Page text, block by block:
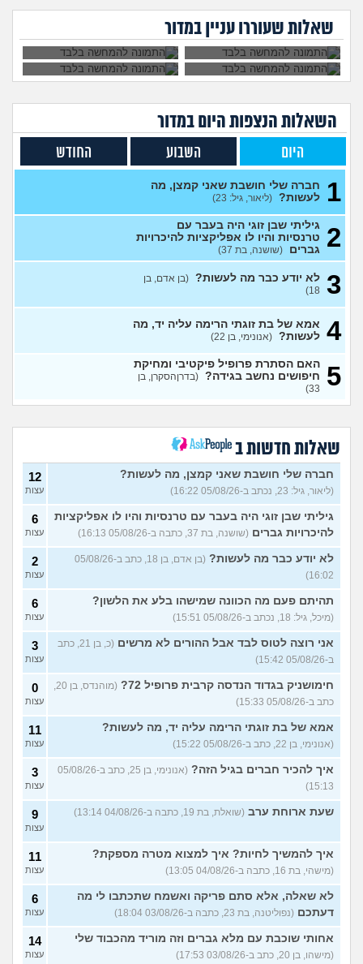
בדייט ראשון?
(רווקה, בת 28)
אקסית מתנהגת מוזר?
(אנונימי,
בן 33)
3
עצות
בחיים לא הייתי בזוגיות ואני לא
יודע איך. איך נכנסים לזוגיות
7
לתת לה זמן ולהשאיר המצב
כמו שהוא? (Flo-T, בן 41) עצות
לעשות קרחת ולשים פאה
(אנונימי, בן 20)
4
מבואס שלא היה לי אומץ
להתחיל עם מישהי שהיא בול
הטעם שלי (אנונימי, בן 25)
עצות
בחורה אובססיבית מה לעשות?
(אלירן, בן 30)
מתכננת חתונה ראשונה, יש
לכם עצות?
האם מה שאני מרגיש זה הגיוני
ותקין?
(לירון, בן 31)
איך להתגבר על רצון לקשר
לפני הזמן?
(אנונימית, בת 21)
הבילויים, זה מוריד לכם?
(לחם ושעשועים, בן 36)
13
כשרבתי עם בת הזוג שלי,
דחפתי אותה מתוך כעס. איך
להתמודד?
(אלכס, שם בדוי, בן
40)
13
עצות
איך להסביר לה שאני רוצה
להיפרד?
(עידן, בן 27)
20
עצות
בעיות ביני לבית הזוג, מה
לעשות?
6
עצות
לא משלמת בדייטים
(אלי, בן
29)
9
עצות
יוצאת איתו היום לדייט ראשון 3
עצות
בטיילת או מועדון?
(רואי, בן
26)
8
עצות
לוקח אותי לדייטים גרועים
האם להמשיך?
(נטע, בת 21)
17
עצות
עוד שאלות חדשות במדור
שאלות שעוררו עניין במדור
מה לעשות?
ריגוש?
מה לעשות עם
העובדה שאשתי
הרימה עליי ידיים?
הוא התאהב בבחורה
השאלות הנצפות היוםבמדור
היום השבוע החודש
1
חברה שלי חושבת שאני קמצן, מה
לעשות? (ליאור, גיל: 23)
2
גיליתי שבן זוגי היה בעבר עם
טרנסיות והיו לו אפליקציות להיכרויות
גברים (שושנה, בת 37)
3 לא יודע כבר מה לעשות? (בן אדם, בן
18)
4 אמא של בת זוגתי הרימה עליה יד, מה
לעשות? (אנונימי, בן 22)
5 האם הסתרת פרופיל פיקטיבי ומחיקת
חיפושים נחשב בגידה? (בדרןהסקרן, בן
33)
שאלות חדשות ב
חברה שלי חושבת שאני קמצן, מה לעשות?
(ליאור, גיל: 23, נכתב ב-05/08/26 16:22)
12
עצות
גיליתי שבן זוגי היה בעבר עם טרנסיות והיו לו אפליקציות
להיכרויות גברים (שושנה, בת 37, כתבה ב-05/08/26 16:13)
6
עצות
לא יודע כבר מה לעשות?
(בן אדם, בן 18, כתב ב-05/08/26
16:02)
2
עצות
תהיתם פעם מה הכוונה שמישהו בלע את הלשון?
(מיכל, גיל: 18, נכתב ב-05/08/26 15:51)
6
עצות
אני רוצה לטוס לבד אבל ההורים לא מרשים
(כ, בן 21, כתב
ב-05/08/26 15:42)
3
עצות
חימושניק בגדוד הנדסה קרבית פרופיל 72?
(מוהנדס, בן 20,
כתב ב-05/08/26 15:33)
0
עצות
אמא של בת זוגתי הרימה עליה יד, מה לעשות?
(אנונימי, בן 22, כתב ב-05/08/26 15:22)
11
עצות
איך להכיר חברים בגיל הזה?
(אנונימי, בן 25, כתב ב-05/08/26
15:13)
3
עצות
שעת ארוחת ערב (שואלת, בת 19, כתבה ב-04/08/26 13:14) 9
עצות
איך להמשיך לחיות? איך למצוא מטרה מספקת?
(מישהי, בת 16, כתבה ב-04/08/26 13:05)
11
עצות
לא שאלה, אלא סתם פריקה ואשמח שתכתבו לי מה
דעתכם (נפוליטנה, בת 23, כתבה ב-03/08/26 18:04)
6
עצות
אחותי שוכבת עם מלא גברים וזה מוריד מהכבוד שלי
(מישהו, בן 20, כתב ב-03/08/26 17:53)
14
עצות